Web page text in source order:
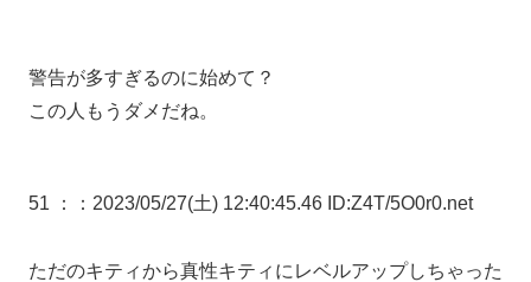
警告が多すぎるのに始めて？
この人もうダメだね。
51 ： ：2023/05/27(土) 12:40:45.46 ID:Z4T/5O0r0.net
ただのキティから真性キティにレベルアップしちゃった